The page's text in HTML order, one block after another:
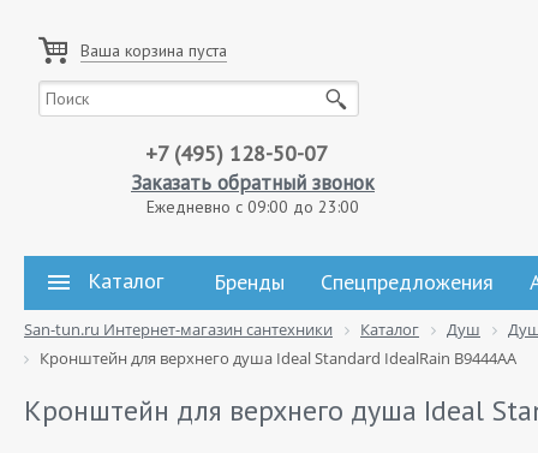
Ваша корзина пуста
+7 (495) 128-50-07
Заказать обратный звонок
Ежедневно с 09:00 до 23:00
Каталог Бренды Спецпредложения
San-tun.ru Интернет-магазин сантехники Каталог Душ
Кронштейн для верхнего душа Ideal Standard IdealRain B9444AA
Кронштейн для верхнего душа Ideal